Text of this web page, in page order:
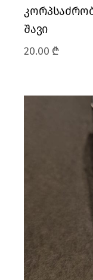
შავი
20.00 ₾